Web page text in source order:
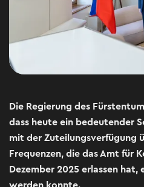
Die Regierung des
dass heute ein bedeutender
mit der Zuteilungsverfügung
Frequenzen, die das Amt für
Dezember 2025 erlassen
werden konnte.